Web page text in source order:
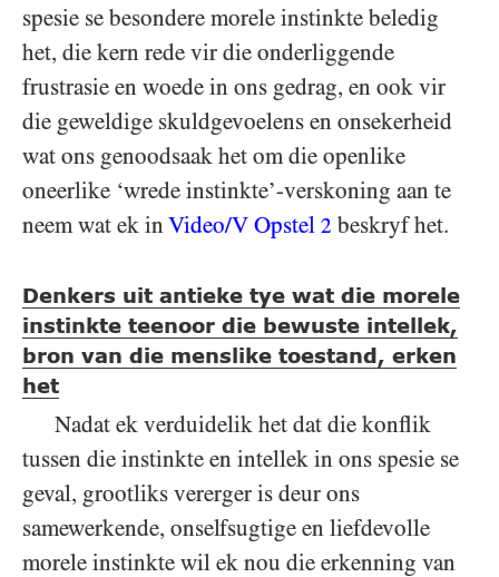
spesie se besondere morele instinkte beledig
het, die kern rede vir die onderliggende
frustrasie en woede in ons gedrag, en ook vir
die geweldige skuldgevoelens en onsekerheid
wat ons genoodsaak het om die openlike
oneerlike ‘wrede instinkte’-verskoning aan te
neem wat ek in Video/​V Opstel 2 beskryf het.
Denkers uit antieke tye wat die morele
instinkte teenoor die bewuste intellek,
bron van die menslike toestand, erken
het
Nadat ek verduidelik het dat die konflik
tussen die instinkte en intellek in ons spesie se
geval, grootliks vererger is deur ons
samewerkende, onselfsugtige en liefdevolle
morele instinkte wil ek nou die erkenning van